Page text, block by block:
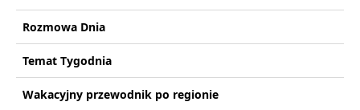
Rozmowa Dnia
Temat Tygodnia
Wakacyjny przewodnik po regionie